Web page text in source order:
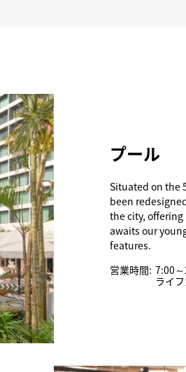
プール
Situated on the
been
the city, offering
awaits our
features.
営業時間: 7:00
ライ